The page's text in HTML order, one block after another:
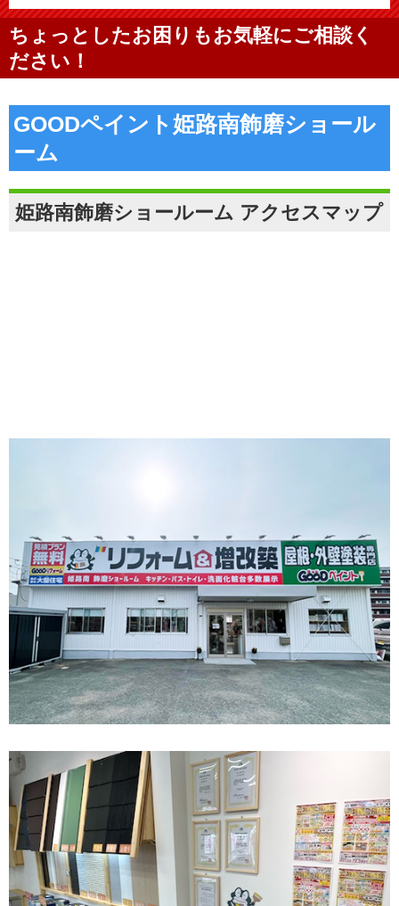
ちょっとしたお困りもお気軽にご相談く
ださい！
GOODペイント姫路南飾磨ショール
ーム
姫路南飾磨ショールーム アクセスマップ